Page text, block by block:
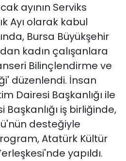
ayının Serviks
Ayı olarak kabul
Bursa Büyükşehir
kadın çalışanlara
Bilinçlendirme ve
düzenlendi. İnsan
Dairesi Başkanlığı ile
Başkanlığı iş birliğinde,
desteğiyle
Atatürk Kültür
yapıldı.